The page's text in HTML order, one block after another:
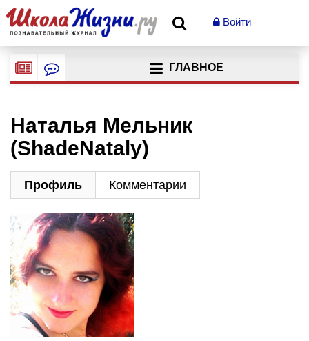
Войти
ГЛАВНОЕ
Наталья Мельник
(ShadeNataly)
Профиль Комментарии